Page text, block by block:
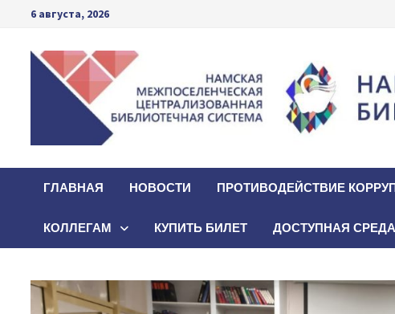
Перейти
содержимому
6 августа, 2026
ГЛАВНАЯ НОВОСТИ ПРОТИВОДЕЙСТВИЕ
КОЛЛЕГАМ КУПИТЬ БИЛЕТ ДОСТУПНАЯ СРЕДА